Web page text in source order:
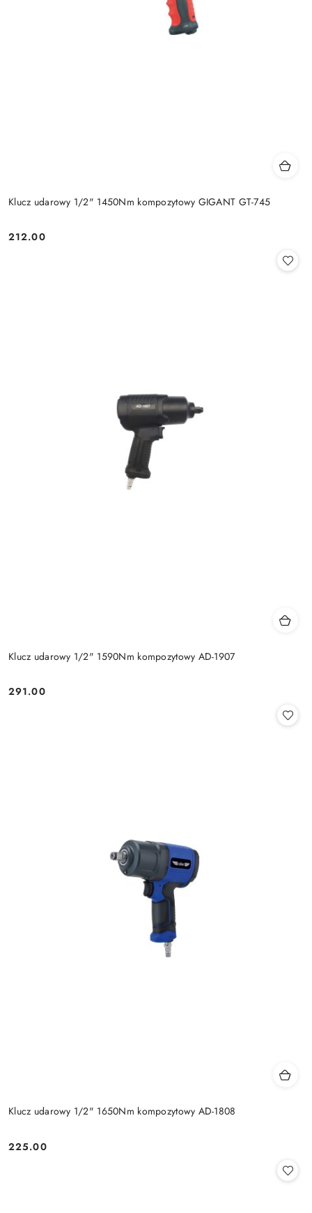
Klucz udarowy 1/2" 1450Nm kompozytowy GIGANT GT-745
Cena:
212.00
Klucz udarowy 1/2" 1590Nm kompozytowy AD-1907
Cena:
291.00
Klucz udarowy 1/2" 1650Nm kompozytowy AD-1808
Cena:
225.00